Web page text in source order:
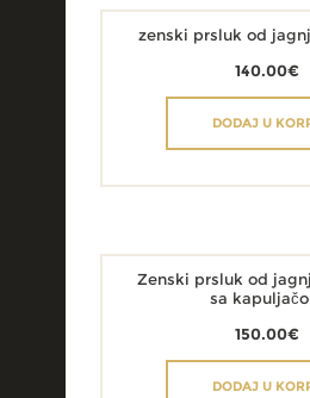
zenski prsluk od
140.00€
DODAJ U
Zenski prsluk od
sa
150.00€
DODAJ U